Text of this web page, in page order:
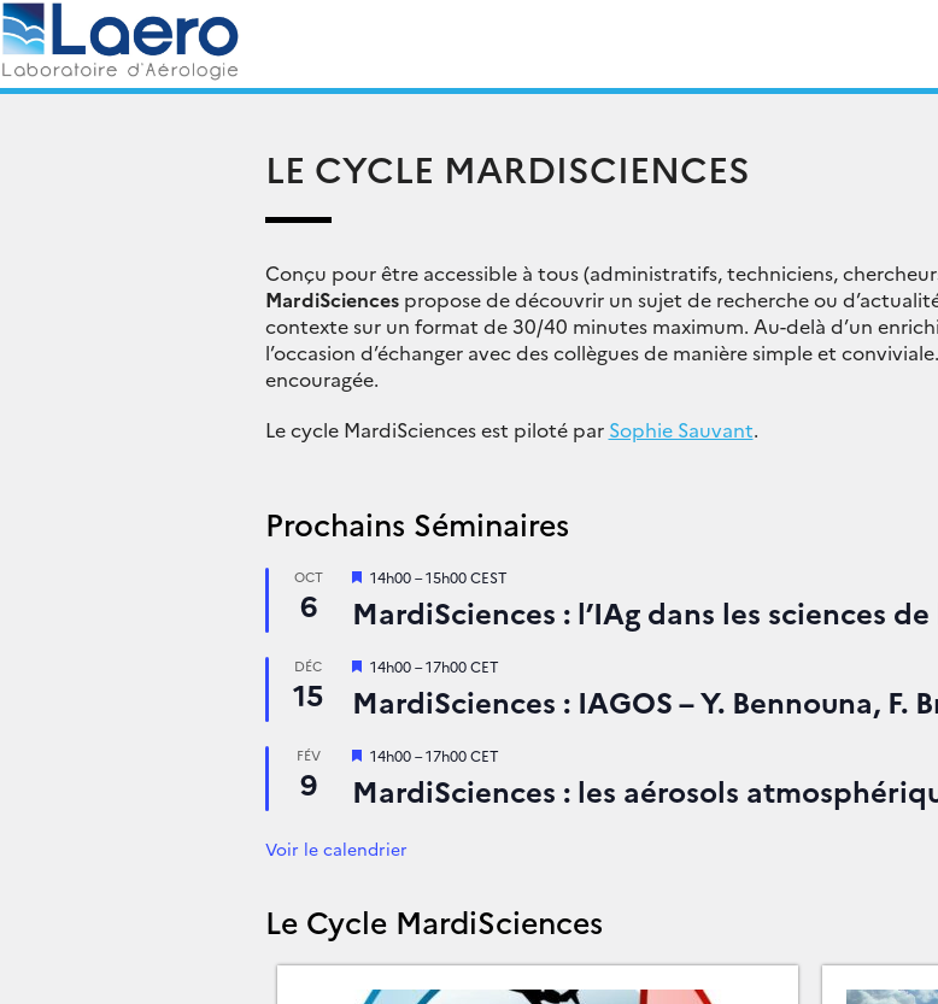
Skip
to
content
LE CYCLE MARDISCIENCES
Conçu pour être accessible à tous (administratifs, techniciens,
MardiSciencespropose de découvrir un sujet de recherche ou
contexte sur un format de 30/40 minutes maximum. Au-delà d’un
l’occasion d’échanger avec des collègues de manière simple et
encouragée.
Le cycle MardiSciences est piloté par Sophie Sauvant.
Prochains Séminaires
OCT
6
Mis
avant
14h00–15h00 CEST
MardiSciences : l’IAg dans les sciences de
DÉC
15
Mis
avant
14h00–17h00 CET
MardiSciences : IAGOS – Y. Bennouna, F.
FÉV
9
Mis
avant
14h00–17h00 CET
MardiSciences : les aérosols
Voir le calendrier
Le Cycle MardiSciences
Rechercher :